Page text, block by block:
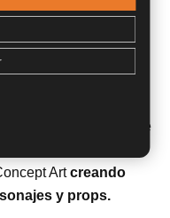
.
en el
desde
Artcreando
y props.